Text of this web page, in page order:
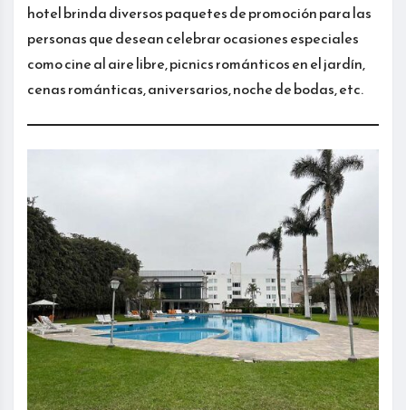
hotel brinda diversos paquetes de promoción para las
personas que desean celebrar ocasiones especiales
como cine al aire libre, picnics románticos en el jardín,
cenas románticas, aniversarios, noche de bodas, etc.